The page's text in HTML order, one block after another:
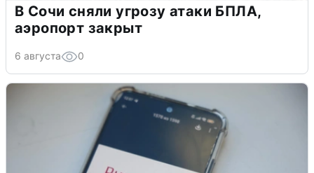
В Сочи сняли угрозу атаки БПЛА,
аэропорт закрыт
6 августа 0